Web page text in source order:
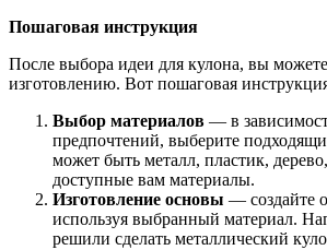
Пошаговая инструкция
После выбора идеи для кулона, вы
изготовлению. Вот пошаговая
Выбор материалов — в
предпочтений, выберите
может быть металл, пластик,
доступные вам материалы.
Изготовление основы — создайте
используя выбранный материал.
решили сделать металлический